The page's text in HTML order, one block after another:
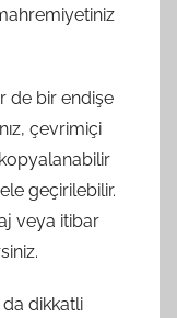
de bir endişe
çevrimiçi
geçirilebilir.
veya itibar
dikkatli